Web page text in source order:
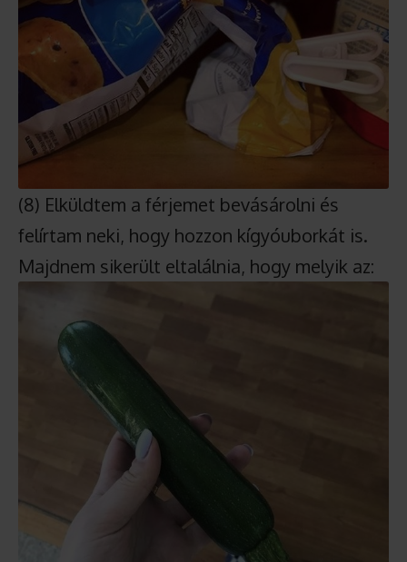
(8) Elküldtem a férjemet bevásárolni és
felírtam neki, hogy hozzon kígyóuborkát is.
Majdnem sikerült eltalálnia, hogy melyik az: